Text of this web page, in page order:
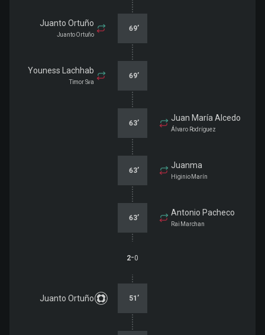
Juanto Ortuño
Juanto Ortuño
69’
Youness Lachhab
Timor Sva
69’
Juan María Alcedo
Álvaro Rodríguez
63’
Juanma
Higinio Marín
63’
Antonio Pacheco
Rai Marchan
63’
2-0
Juanto Ortuño 51’